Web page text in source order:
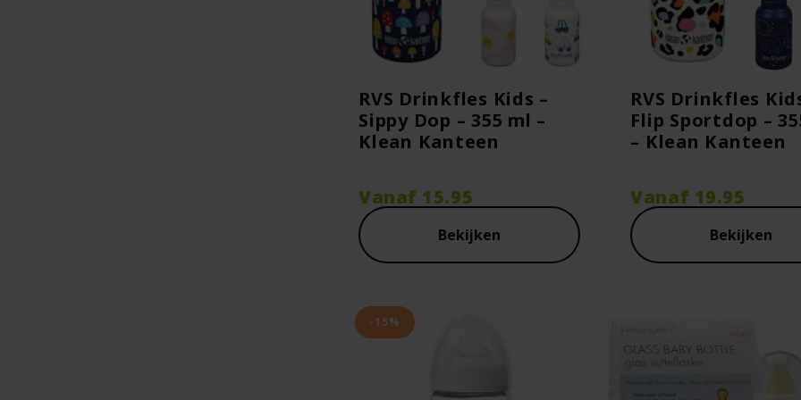
RVS Drinkfles Kids –
Sippy Dop – 355 ml –
Klean Kanteen
Vanaf 15.95
Bekijken
RVS Drinkfles
Flip Sportdop –
– Klean Kanteen
Vanaf 19.95
Bekijken
-15%